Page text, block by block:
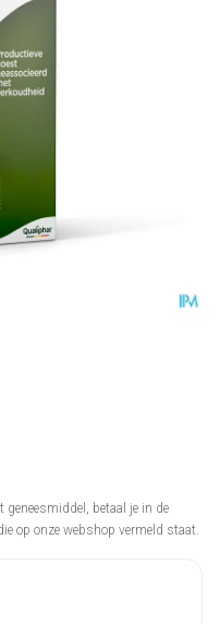
betaal je in de
op onze webshop vermeld staat.